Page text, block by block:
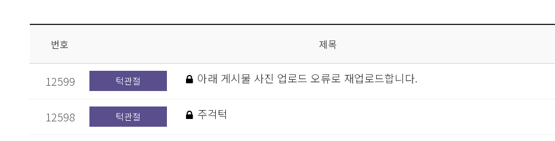
번호 제목
12599 턱관절 아래 게시물 사진 업로드 오류로 재업로드합니다.
12598 턱관절 주걱턱